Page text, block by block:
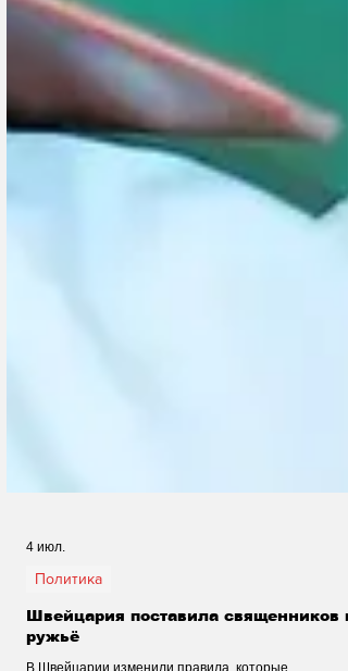
4 июл.
Политика
Швейцария поставила священников
ружьё